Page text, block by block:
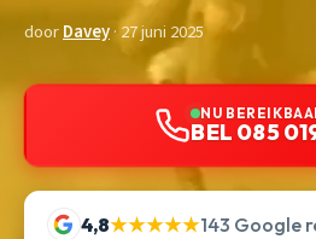
doorDavey· 27 juni 2025
NU
BEL 085
4,8★★★★★143 Google